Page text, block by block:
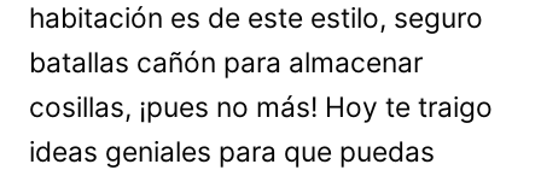
habitación es de este estilo, seguro
batallas cañón para almacenar
cosillas, ¡pues no más! Hoy te traigo
ideas geniales para que puedas